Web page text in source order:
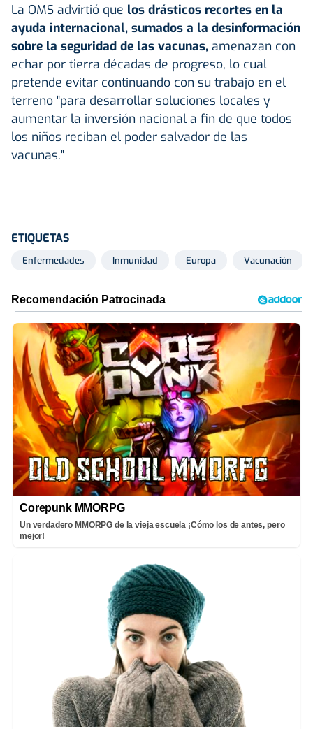
La OMS advirtió que los drásticos recortes en la
ayuda internacional, sumados a la desinformación
sobre la seguridad de las vacunas, amenazan con
echar por tierra décadas de progreso, lo cual
pretende evitar continuando con su trabajo en el
terreno "para desarrollar soluciones locales y
aumentar la inversión nacional a fin de que todos
los niños reciban el poder salvador de las
vacunas."
ETIQUETAS
Enfermedades Inmunidad Europa Vacunación
Corepunk MMORPG
Un verdadero MMORPG de la vieja escuela ¡Cómo los de antes, pero
mejor!